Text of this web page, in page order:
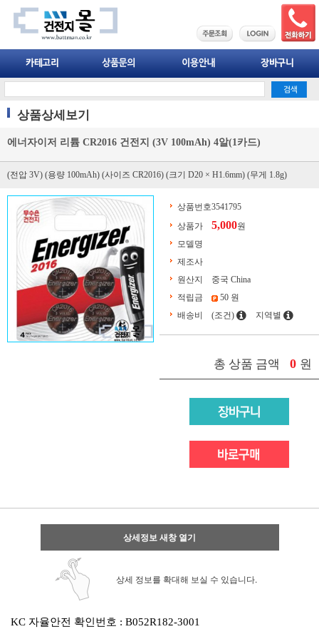
상품상세보기
에너자이저 리튬 CR2016 건전지 (3V 100mAh) 4알(1카드)
(전압 3V) (용량 100mAh) (사이즈 CR2016) (크기 D20 × H1.6mm) (무게 1.8g)
상품번호3541795
상품가
5,000원
모델명
제조사
원산지
중국 China
적립금
50 원
배송비
(조건) 지역별
총 상품 금액 0 원
상세정보 새창 열기
상세 정보를 확대해 보실 수 있습니다.
KC 자율안전 확인번호 : B052R182-3001